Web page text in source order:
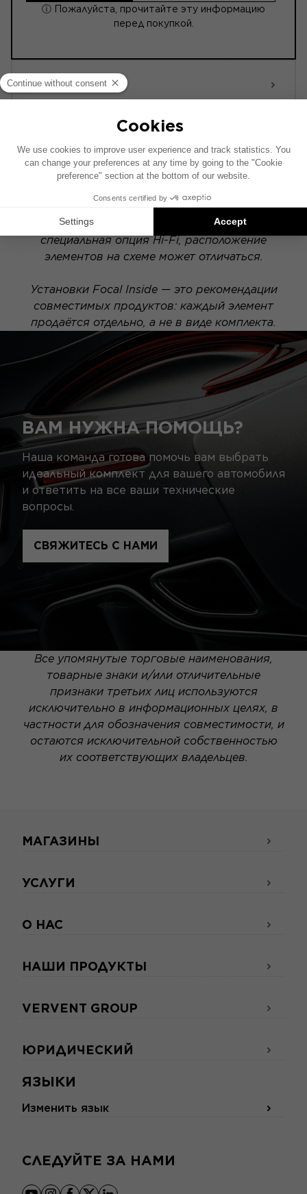
ⓘ Пожалуйста, прочитайте эту информацию
перед покупкой.
ACTIVE 6.0
Схема установки составлена на основе
автомобиля с заводской аудиосистемой. Если
в вашем автомобиле установлена
специальная опция Hi-Fi, расположение
элементов на схеме может отличаться.
Установки Focal Inside — это рекомендации
совместимых продуктов: каждый элемент
продаётся отдельно, а не в виде комплекта.
ВАМ НУЖНА ПОМОЩЬ?
Наша команда готова помочь вам выбрать
идеальный комплект для вашего автомобиля
и ответить на все ваши технические
вопросы.
СВЯЖИТЕСЬ С НАМИ
Все упомянутые торговые наименования,
товарные знаки и/или отличительные
признаки третьих лиц используются
исключительно в информационных целях, в
частности для обозначения совместимости, и
остаются исключительной собственностью
их соответствующих владельцев.
ЯЗЫКИ
Изменить язык
СЛЕДУЙТЕ ЗА НАМИ
МАГАЗИНЫ
УСЛУГИ
О НАС
НАШИ ПРОДУКТЫ
VERVENT GROUP
ЮРИДИЧЕСКИЙ